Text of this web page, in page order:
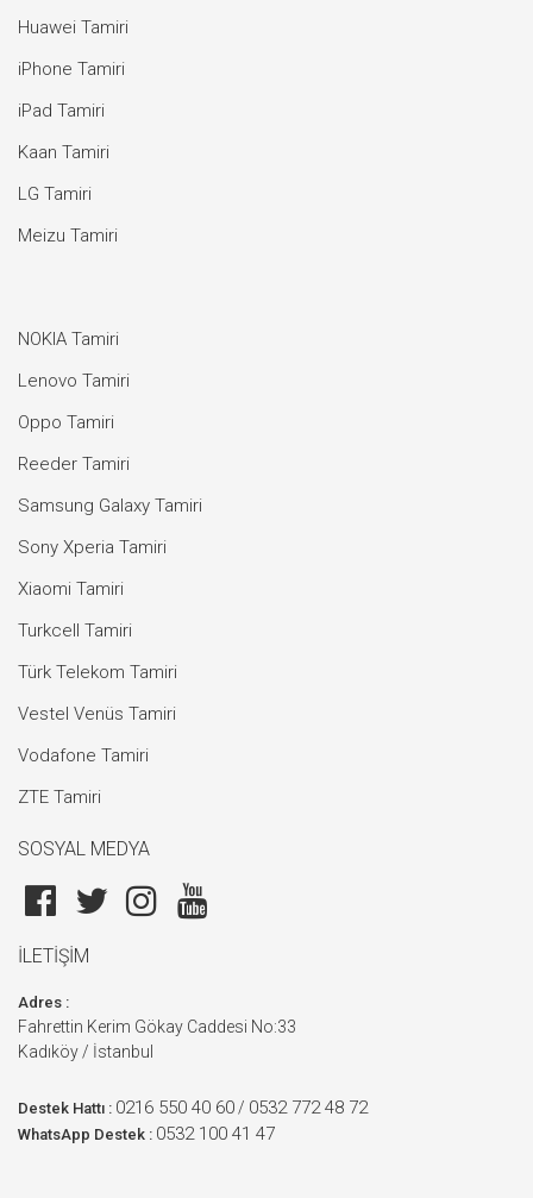
Huawei Tamiri
iPhone Tamiri
iPad Tamiri
Kaan Tamiri
LG Tamiri
Meizu Tamiri
NOKIA Tamiri
Lenovo Tamiri
Oppo Tamiri
Reeder Tamiri
Samsung Galaxy Tamiri
Sony Xperia Tamiri
Xiaomi Tamiri
Turkcell Tamiri
Türk Telekom Tamiri
Vestel Venüs Tamiri
Vodafone Tamiri
ZTE Tamiri
SOSYAL MEDYA
İLETİŞİM
Adres :
Fahrettin Kerim Gökay Caddesi No:33
Kadıköy / İstanbul
Destek Hattı : 0216 550 40 60 / 0532 772 48 72
WhatsApp Destek : 0532 100 41 47